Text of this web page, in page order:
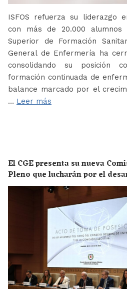
ISFOS refuerza su liderazgo
con más de 20.000
Superior de Formación
General de Enfermería ha
consolidando su posición
formación continuada de
balance marcado por el
… Leer más
El CGE presenta su nueva
Pleno que lucharán por el
en los próximos años